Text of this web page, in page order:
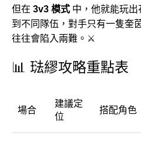
但在 3v3 模式 中，他就能玩
到不同隊伍，對手只有一隻奎
往往會陷入兩難。⚔️
📊 琺繆攻略重點表
場合
建議定
位
搭配角色